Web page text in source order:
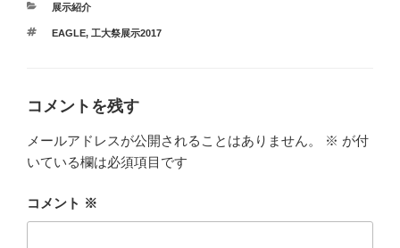
カ
ゴ
展示紹介
タ
EAGLE, 工大祭展示2017
コメントを残す
メールアドレスが公開されることはありません。 ※ が付
いている欄は必須項目です
コメント ※